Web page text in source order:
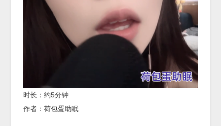
时长：约5分钟
作者：荷包蛋助眠